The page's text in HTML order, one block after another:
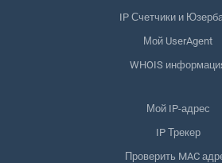
IP Счетчики и
Мой UserAgent
WHOIS
Мой IP-адрес
IP Трекер
Проверить MAC